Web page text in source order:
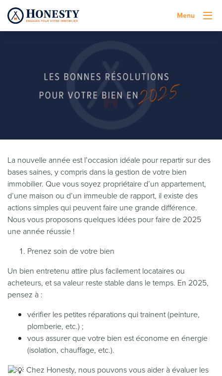
Menu
La nouvelle année est l’occasion idéale pour repartir sur des
bases saines, y compris dans la gestion de votre bien
immobilier. Que vous soyez propriétaire d’un appartement,
d’une maison ou d’un immeuble de rapport, il existe des
actions simples qui peuvent faire une grande différence.
Nous vous proposons quelques idées pour faire de 2025
une année réussie !
Prenez soin de votre bien
Un bien entretenu attire plus facilement locataires ou
acheteurs, et sa valeur reste stable dans le temps. En 2025,
pensez à :
vérifier les petites réparations qui trainent (peinture,
plomberie, etc.) ;
vous assurer que votre bien est économe en énergie
(isolation, chauffage, etc.).
Chez Honesty, nous pouvons vous aider à évaluer les